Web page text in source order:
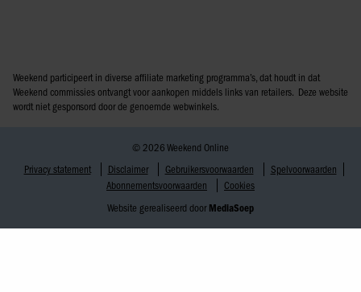
Weekend participeert in diverse affiliate marketing programma’s, dat houdt in dat
Weekend commissies ontvangt voor aankopen middels links van retailers. Deze website
wordt niet gesponsord door de genoemde webwinkels.
© 2026 Weekend Online
Privacy statement
Disclaimer Gebruikersvoorwaarden
Spelvoorwaarden
Abonnementsvoorwaarden
Cookies
Website gerealiseerd door MediaSoep